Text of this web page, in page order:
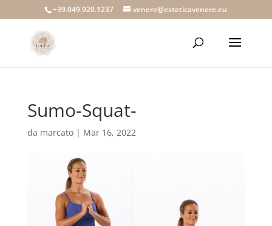
+39.049.920.1237 venere@esteticavenere.eu
Sumo-Squat-
da marcato| Mar 16, 2022